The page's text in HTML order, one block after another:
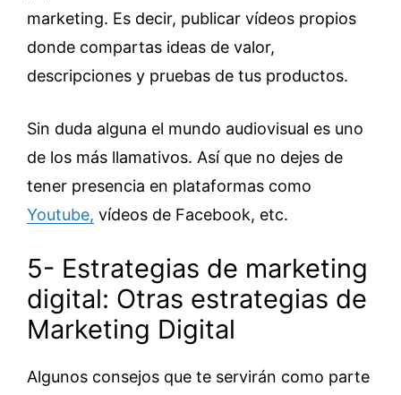
marketing. Es decir, publicar vídeos propios
donde compartas ideas de valor,
descripciones y pruebas de tus productos.
Sin duda alguna el mundo audiovisual es uno
de los más llamativos. Así que no dejes de
tener presencia en plataformas como
Youtube, vídeos de Facebook, etc.
5- Estrategias de marketing
digital: Otras estrategias de
Marketing Digital
Algunos consejos que te servirán como parte